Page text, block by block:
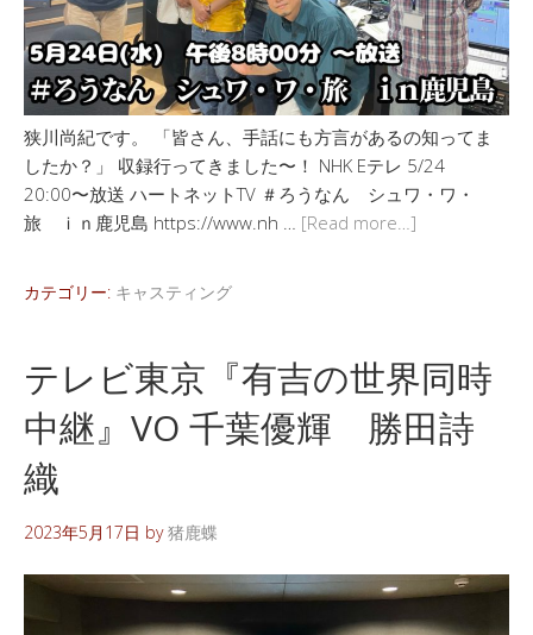
狭川尚紀です。 「皆さん、手話にも方言があるの知ってま
したか？」 収録行ってきました〜！ NHK Eテレ 5/24
20:00〜放送 ハートネットTV ＃ろうなん シュワ・ワ・
旅 ｉｎ鹿児島 https://www.nh … [Read more…]
カテゴリー: キャスティング
テレビ東京『有吉の世界同時
中継』VO 千葉優輝 勝田詩
織
2023年5月17日 by猪鹿蝶